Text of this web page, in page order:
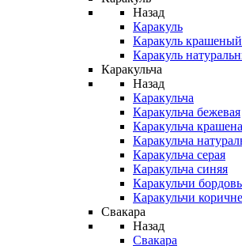
Назад
Каракуль
Каракуль крашеный
Каракуль
Каракульча
Назад
Каракульча
Каракульча бежевая
Каракульча
Каракульча
Каракульча серая
Каракульча синяя
Каракульчи
Каракульчи
Свакара
Назад
Свакара